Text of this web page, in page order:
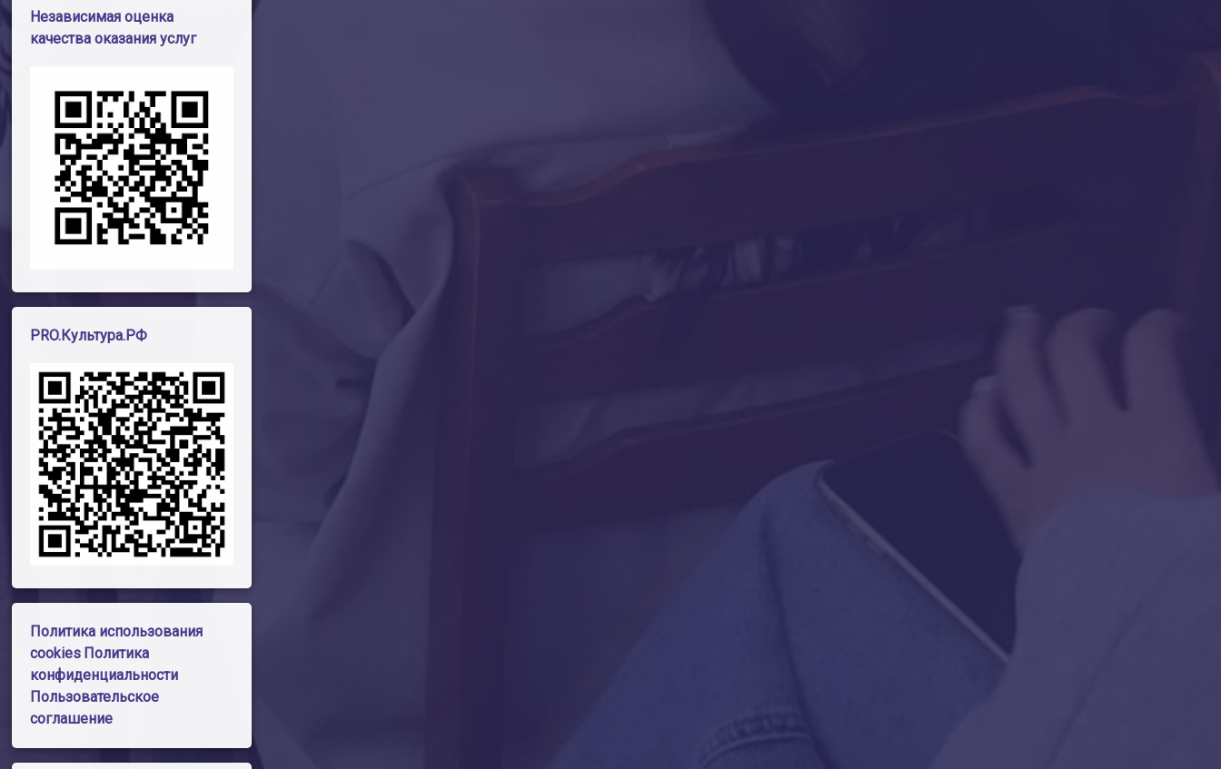
Независимая оценка
качества оказания услуг
PRO.Культура.РФ
Политика использования
cookies Политика
конфиденциальности
Пользовательское
соглашение